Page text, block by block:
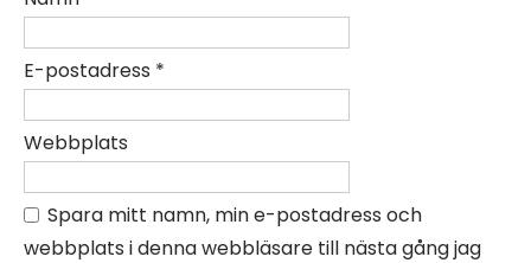
E-postadress *
Webbplats
Spara mitt namn, min e-postadress och
webbplats i denna webbläsare till nästa gång jag